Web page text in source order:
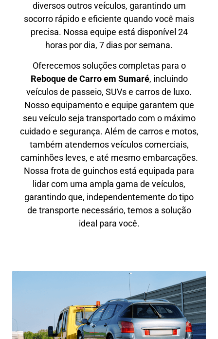
diversos outros veículos, garantindo um
socorro rápido e eficiente quando você mais
precisa. Nossa equipe está disponível 24
horas por dia, 7 dias por semana.
Oferecemos soluções completas para o
Reboque de Carro em Sumaré, incluindo
veículos de passeio, SUVs e carros de luxo.
Nosso equipamento e equipe garantem que
seu veículo seja transportado com o máximo
cuidado e segurança. Além de carros e motos,
também atendemos veículos comerciais,
caminhões leves, e até mesmo embarcações.
Nossa frota de guinchos está equipada para
lidar com uma ampla gama de veículos,
garantindo que, independentemente do tipo
de transporte necessário, temos a solução
ideal para você.